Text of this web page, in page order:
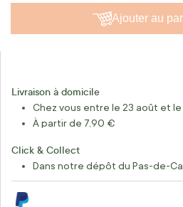
Ajouter au
Livraison à domicile
Chez vous entre le 23 août et
À partir de 7,90 €
Click & Collect
Dans notre dépôt du Pas-de-